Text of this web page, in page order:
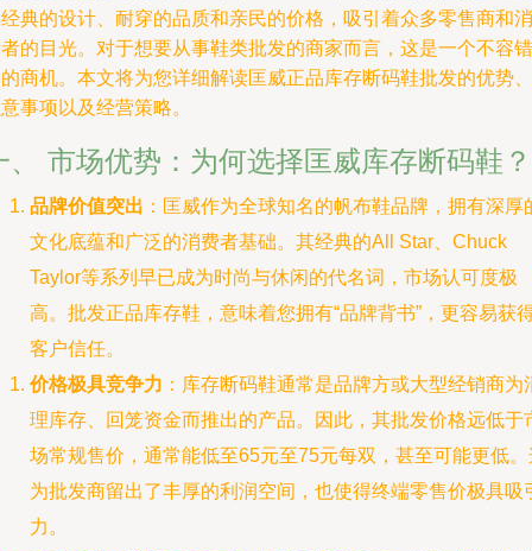
典的设计、耐穿的品质和亲民的价格，吸引着众多零售商和消
的目光。对于想要从事鞋类批发的商家而言，这是一个不容错
商机。本文将为您详细解读匡威正品库存断码鞋批发的优势、
事项以及经营策略。
、 市场优势：为何选择匡威库存断码鞋？
品牌价值突出 ：匡威作为全球知名的帆布鞋品牌，拥有深厚
文化底蕴和广泛的消费者基础。其经典的All Star、Chuck
Taylor等系列早已成为时尚与休闲的代名词，市场认可度极
高。批发正品库存鞋，意味着您拥有“品牌背书”，更容易获
客户信任。
价格极具竞争力 ：库存断码鞋通常是品牌方或大型经销商为
理库存、回笼资金而推出的产品。因此，其批发价格远低于
场常规售价，通常能低至65元至75元每双，甚至可能更低。
为批发商留出了丰厚的利润空间，也使得终端零售价极具吸
力。